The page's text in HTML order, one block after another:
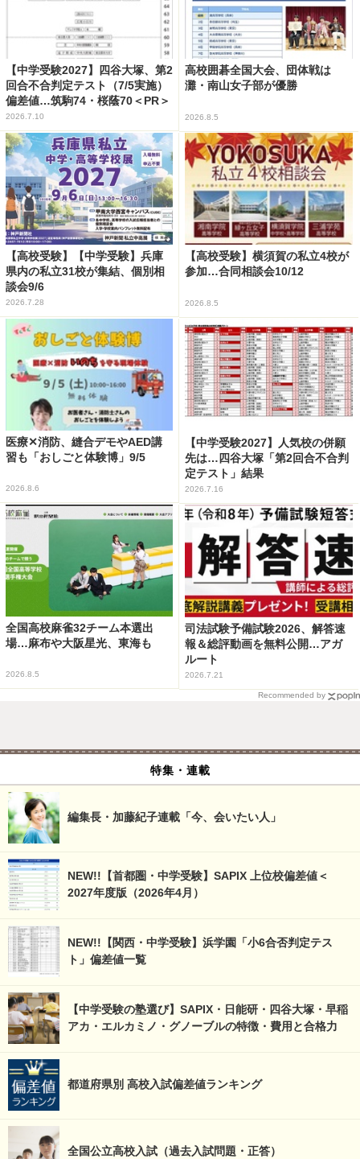
【中学受験2027】四谷大塚、第2
回合不合判定テスト（7/5実施）
偏差値…筑駒74・桜蔭70＜PR＞
2026.7.10
高校囲碁全国大会、団体戦は
灘・南山女子部が優勝
2026.8.5
【高校受験】【中学受験】兵庫
県内の私立31校が集結、個別相
談会9/6
2026.7.28
【高校受験】横須賀の私立4校が
参加…合同相談会10/12
2026.8.5
医療✕消防、縫合デモやAED講
習も「おしごと体験博」9/5
2026.8.6
【中学受験2027】人気校の併願
先は…四谷大塚「第2回合不合判
定テスト」結果
2026.7.16
全国高校麻雀32チーム本選出
場…麻布や大阪星光、東海も
2026.8.5
司法試験予備試験2026、解答速
報＆総評動画を無料公開…アガ
ルート
2026.7.21
Recommended by
特集・連載
編集長・加藤紀子連載「今、会いたい人」
NEW!!【首都圏・中学受験】SAPIX 上位校偏差値＜
2027年度版（2026年4月）
NEW!!【関西・中学受験】浜学園「小6合否判定テス
ト」偏差値一覧
【中学受験の塾選び】SAPIX・日能研・四谷大塚・早稲
アカ・エルカミノ・グノーブルの特徴・費用と合格力
都道府県別 高校入試偏差値ランキング
全国公立高校入試（過去入試問題・正答）